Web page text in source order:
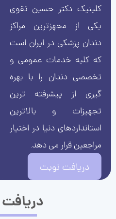
کلینیک دکتر حسین تقوی
یکی از مجهزترین مراکز
دندان پزشکی در ایران است
که کلیه خدمات عمومی و
تخصصی دندان را با بهره
گیری از پیشرفته ترین
تجهیزات و بالاترین
استانداردهای دنیا در اختیار
مراجعین قرار می دهد.
دریافت نوبت
دریافت